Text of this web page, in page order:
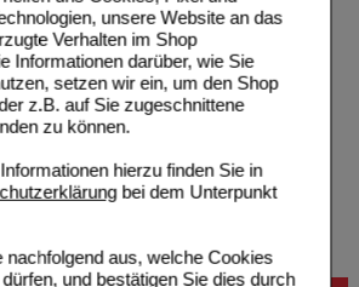
unsere Website an das
Verhalten im Shop
Informationen darüber, wie Sie
setzen wir ein, um den Shop
z.B. auf Sie zugeschnittene
zu können.
hierzu finden Sie in
bei dem Unterpunkt
nachfolgend aus, welche Cookies
und bestätigen Sie dies durch